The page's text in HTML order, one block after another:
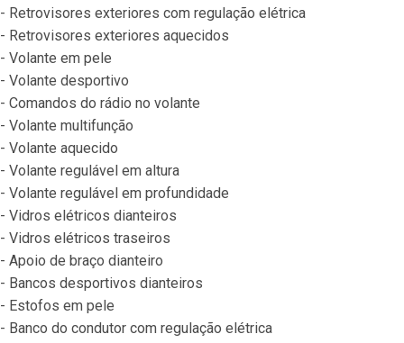
- Retrovisores exteriores com regulação elétrica
- Retrovisores exteriores aquecidos
- Volante em pele
- Volante desportivo
- Comandos do rádio no volante
- Volante multifunção
- Volante aquecido
- Volante regulável em altura
- Volante regulável em profundidade
- Vidros elétricos dianteiros
- Vidros elétricos traseiros
- Apoio de braço dianteiro
- Bancos desportivos dianteiros
- Estofos em pele
- Banco do condutor com regulação elétrica